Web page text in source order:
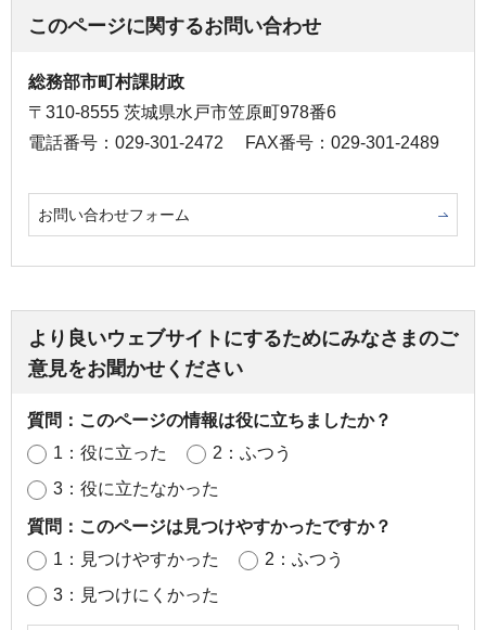
このページに関するお問い合わせ
総務部市町村課財政
〒310-8555 茨城県水戸市笠原町978番6
電話番号：029-301-2472
FAX番号：029-301-2489
お問い合わせフォーム
より良いウェブサイトにするためにみなさまのご
意見をお聞かせください
質問：このページの情報は役に立ちましたか？
1：役に立った
2：ふつう
3：役に立たなかった
質問：このページは見つけやすかったですか？
1：見つけやすかった
2：ふつう
3：見つけにくかった